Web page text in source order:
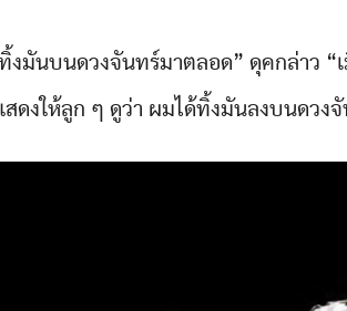
งมันบนดวงจันทร์มาตลอด” ดุคกล่าว “
สดงให้ลูก ๆ ดูว่า ผมได้ทิ้งมันลงบนดวง